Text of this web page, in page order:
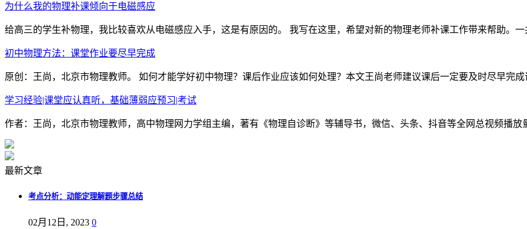
为什么我的物理补课倾向于电磁感应
给高三的学生补物理，我比较喜欢从电磁感应入手，这是有原因的。 我写在这里，希望对新的物理老师补课工作带来帮助。
初中物理方法：课堂作业要尽早完成
原创：王尚，北京市物理教师。 如何才能学好初中物理？课后作业应该如何处理？本文王尚老师建议课后一定要及时尽早完
学习经验|课堂应认真听，基础薄弱应预习|考试
作者：王尚，北京市物理教师，高中物理网力学组主编，著有《物理自诊断》等辅导书，微信、头条、抖音等全网总视频播放
最新文章
考点分析：动能定理解题步骤总结
02月12日, 2023 0